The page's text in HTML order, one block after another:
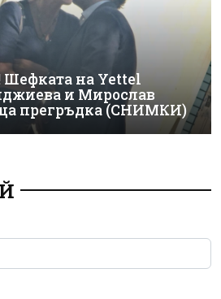
на Yettel
и Мирослав
прегръдка (СНИМКИ)